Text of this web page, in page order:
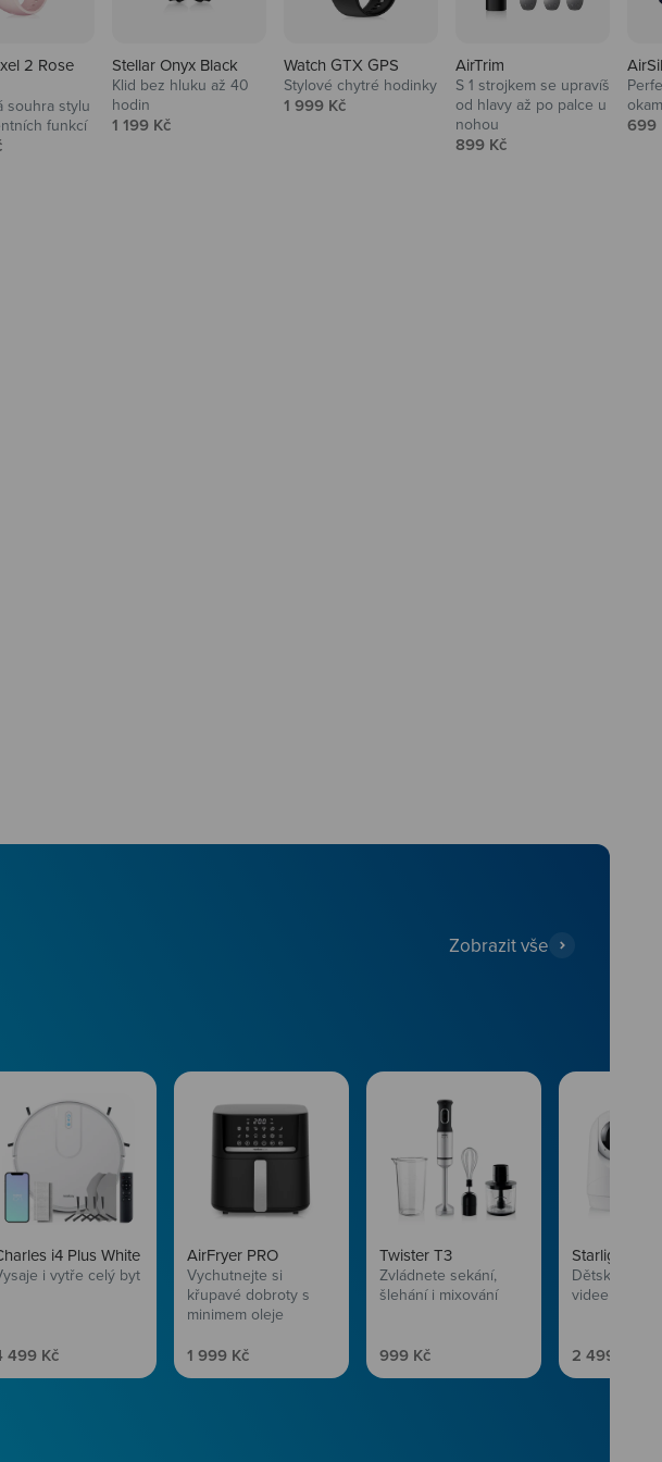
2 Rose
souhra stylu
funkcí
Stellar Onyx Black
Klid bez hluku až 40
hodin
Prodejní cena
1 199 Kč
Watch GTX GPS
Stylové chytré hodinky
Prodejní cena
1 999 Kč
AirTrim
S 1 strojkem se upravíš
od hlavy až po palce u
nohou
Prodejní cena
899 Kč
699
Zobrazit vše
i4 Plus White
i vytře celý byt
cena
499 Kč
AirFryer PRO
Vychutnejte si
křupavé dobroty s
minimem oleje
Prodejní cena
1 999 Kč
Twister T3
Zvládnete sekání,
šlehání i mixování
Prodejní cena
999 Kč
Starlight SL5
Dětská
videem
Prodejní
2 499 Kč
o vlasy